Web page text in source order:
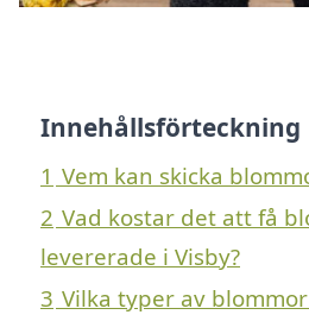
Innehållsförteckning
1 Vem kan skicka
2 Vad kostar det att få
levererade i Visby?
3 Vilka typer av